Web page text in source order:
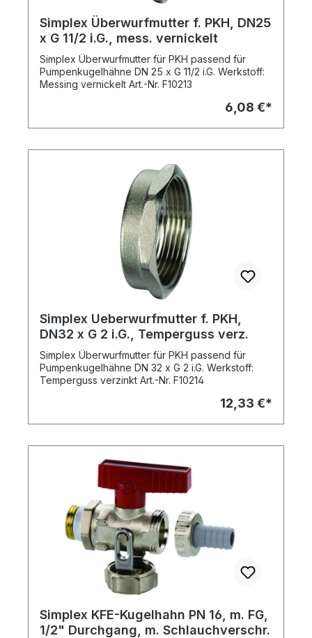
von Flügel- oder Thermometergriff, - die Griffe
können ohne Hilfswerkzeug von der Armatur
abgezogen und aufgesetzt werden,
Einsatzbereich: Warmwasser-Heizungsanlagen
und Solaranlagen Technische Daten: max. Druck:
10 bar max. Temperatur: 110 Grad C,
Dauertemperatur 130 Grad C, kurzzeitig Lieferbare
Ausführungen: DN 25 (1"), Art.-Nr. F10135 DN 32
Simplex Überwurfmutter f. PKH, DN25
x G 11/2 i.G., mess. vernickelt
Simplex Überwurfmutter für PKH passend für
Pumpenkugelhähne DN 25 x G 11/2 i.G. Werkstoff:
Messing vernickelt Art.-Nr. F10213
6,08 €*
Simplex Ueberwurfmutter f. PKH,
DN32 x G 2 i.G., Temperguss verz.
Simplex Überwurfmutter für PKH passend für
Pumpenkugelhähne DN 32 x G 2 i.G. Werkstoff:
Temperguss verzinkt Art.-Nr. F10214
12,33 €*
Simplex KFE-Kugelhahn PN 16, m. FG,
1/2" Durchgang, m. Schlauchverschr.